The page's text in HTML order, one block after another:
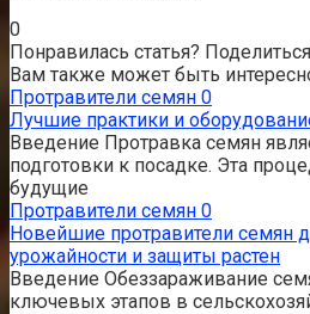
0
Понравилась статья?
Вам также может быть
Протравители семян 0
Лучшие практики и
Введение Протравка семян
подготовки к посадке. Эта
будущие
Протравители семян 0
Новейшие протравители семян
урожайности и защиты растен
Введение Обеззараживание
ключевых этапов в